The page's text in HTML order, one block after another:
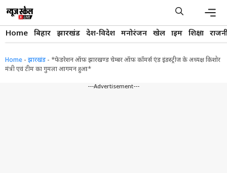
content
Home बिहार झारखंड देश-विदेश मनोरंजन खेल क्राइम शिक्षा
Home - झारखंड - *फेडरेशन ऑफ़ झारखण्ड चेम्बर ऑफ़ कॉमर्स एंड इंडस्ट्रीज के अध्यक्ष किशोर
मंत्री एवं टीम का गुमला आगमन हुआ*
---Advertisement---